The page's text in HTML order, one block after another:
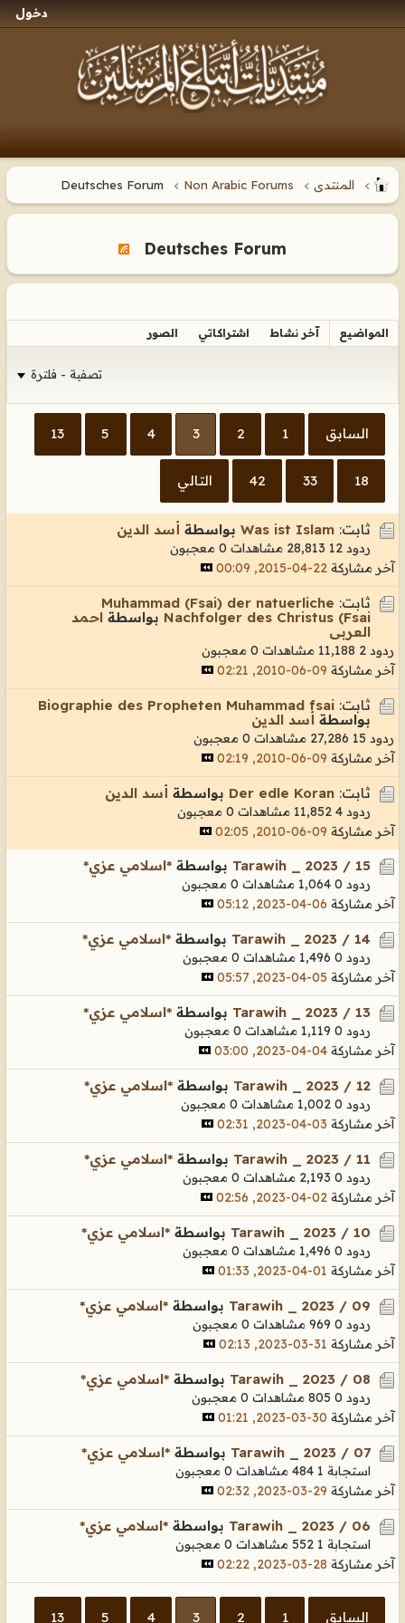
دخول
المنتدى Non Arabic Forums
Deutsches Forum
المواضيع آخر نشاط اشتراكاتي الصور
تصفية - فلترة
السابق 1
2
3
4
5
13
18
33
42 التالي
ثابت: Was ist Islam بواسطة أسد الدين
ردود 12 28,813 مشاهدات
0 معجبون
آخر مشاركة 22-04-2015, 00:09
ثابت: Muhammad (Fsai) der natuerliche
Nachfolger des Christus (Fsai بواسطة احمد
العربى
ردود 2 11,188 مشاهدات
0 معجبون
آخر مشاركة 09-06-2010, 02:21
ثابت: Biographie des Propheten Muhammad fsai
بواسطة أسد الدين
ردود 15 27,286 مشاهدات
0 معجبون
آخر مشاركة 09-06-2010, 02:19
ثابت: Der edle Koran بواسطة أسد الدين
ردود 4 11,852 مشاهدات
0 معجبون
آخر مشاركة 09-06-2010, 02:05
Tarawih _ 2023 / 15 بواسطة *اسلامي عزي*
ردود 0 1,064 مشاهدات
0 معجبون
آخر مشاركة 06-04-2023, 05:12
Tarawih _ 2023 / 14 بواسطة *اسلامي عزي*
ردود 0 1,496 مشاهدات
0 معجبون
آخر مشاركة 05-04-2023, 05:57
Tarawih _ 2023 / 13 بواسطة *اسلامي عزي*
ردود 0 1,119 مشاهدات
0 معجبون
آخر مشاركة 04-04-2023, 03:00
Tarawih _ 2023 / 12 بواسطة *اسلامي عزي*
ردود 0 1,002 مشاهدات
0 معجبون
آخر مشاركة 03-04-2023, 02:31
Tarawih _ 2023 / 11 بواسطة *اسلامي عزي*
ردود 0 2,193 مشاهدات
0 معجبون
آخر مشاركة 02-04-2023, 02:56
Tarawih _ 2023 / 10 بواسطة *اسلامي عزي*
ردود 0 1,496 مشاهدات
0 معجبون
آخر مشاركة 01-04-2023, 01:33
Tarawih _ 2023 / 09 بواسطة *اسلامي عزي*
ردود 0 969 مشاهدات
0 معجبون
آخر مشاركة 31-03-2023, 02:13
Tarawih _ 2023 / 08 بواسطة *اسلامي عزي*
ردود 0 805 مشاهدات
0 معجبون
آخر مشاركة 30-03-2023, 01:21
Tarawih _ 2023 / 07 بواسطة *اسلامي عزي*
استجابة 1 484 مشاهدات
0 معجبون
آخر مشاركة 29-03-2023, 02:32
Tarawih _ 2023 / 06 بواسطة *اسلامي عزي*
استجابة 1 552 مشاهدات
0 معجبون
آخر مشاركة 28-03-2023, 02:22
السابق 1
2
3
4
5
13